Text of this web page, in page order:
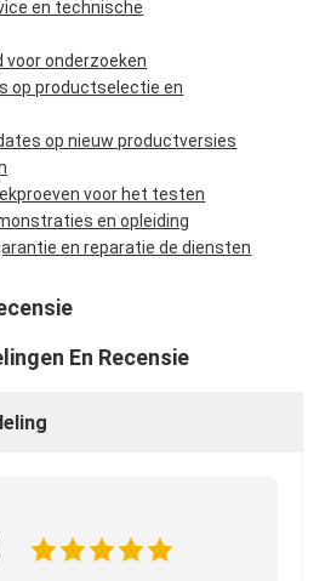
en technische
onderzoeken
op productselectie en
op nieuw productversies
voor het testen
en opleiding
en reparatie de diensten
En Recensie